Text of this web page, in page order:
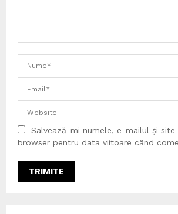
Salvează-mi numele, e-mailul și
browser pentru data viitoare când